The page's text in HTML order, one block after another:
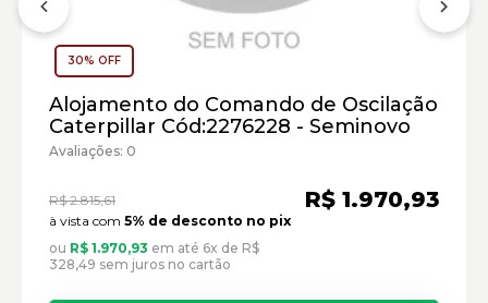
Retroescavadeiras Caterpillar:
Modelo:
Comprimento:
Largura:
30% OFF
Alojamento do Comando de Oscilação
Caterpillar Cód:2276228 - Seminovo
Avaliações: 0
R$ 2.815,61 R$ 1.970,93
à vista com 5% de desconto no pix
ou R$ 1.970,93 em até 6x de R$
328,49 sem juros no cartão